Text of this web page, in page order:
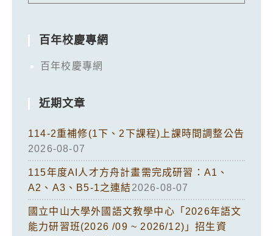
百年校慶專網
百年校慶專網
近期文章
114-2重補修(1下、2下課程)上課時間調整公告
2026-08-07
115年度AI人才方舟計畫需完成研習：A1、
A2、A3、B5-1之連結2026-08-07
國立中山大學外國語文教學中心「2026年語文
能力研習班(2026 /09 ~ 2026/12)」招生資